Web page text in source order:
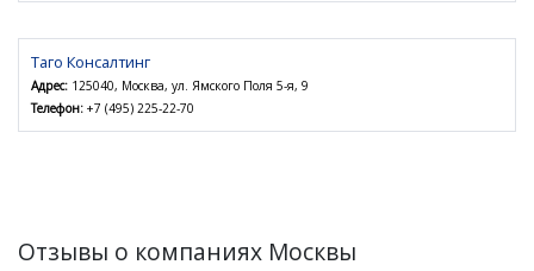
Таго Консалтинг
Адрес: 125040, Москва, ул. Ямского Поля 5-я, 9
Телефон: +7 (495) 225-22-70
Отзывы о компаниях Москвы